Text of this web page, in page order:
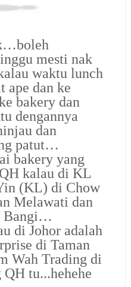
mesti nak
waktu lunch
ape dan ke
bakery dan
dengannya
dan
patut…
bakery yang
kalau di KL
(KL) di Chow
Melawati dan
Bangi…
di Johor adalah
di Taman
Wah Trading di
tu...hehehe